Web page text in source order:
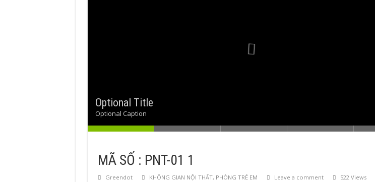
Optional Title
Optional Caption
Optional Title with link
MÃ SỐ : PNT-01 1
Greendot KHÔNG GIAN NỘI THẤT, PHÒNG TRẺ EM Leave a comment 522 Views